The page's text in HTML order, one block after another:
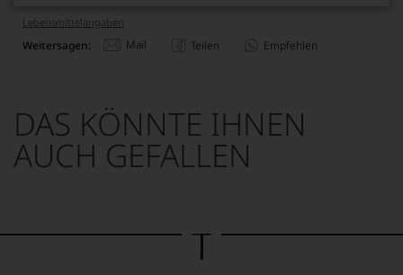
Lebensmittel­angaben
Weitersagen: Mail Teilen Empfehlen
DAS KÖNNTE IHNEN
AUCH GEFALLEN